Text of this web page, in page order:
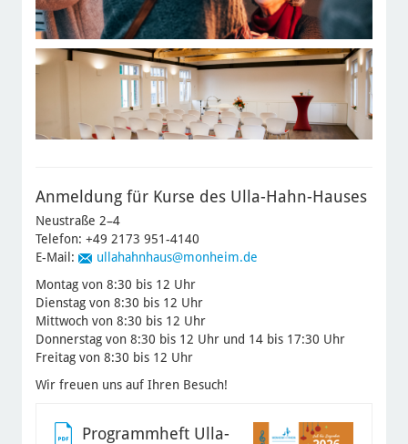
Anmeldung für Kurse des Ulla-Hahn-Hauses
Neustraße 2–4
Telefon: +49 2173 951-4140
E-Mail:
ullahahnhaus@monheim.de
Montag von 8:30 bis 12 Uhr
Dienstag von 8:30 bis 12 Uhr
Mittwoch von 8:30 bis 12 Uhr
Donnerstag von 8:30 bis 12 Uhr und 14 bis 17:30 Uhr
Freitag von 8:30 bis 12 Uhr
Wir freuen uns auf Ihren Besuch!
Programmheft Ulla-